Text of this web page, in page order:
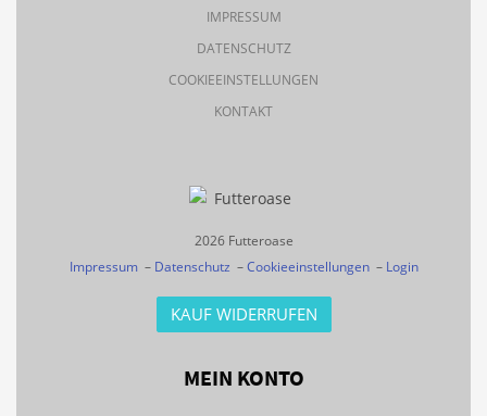
IMPRESSUM
DATENSCHUTZ
COOKIEEINSTELLUNGEN
KONTAKT
2026 Futteroase
Impressum– Datenschutz –Cookieeinstellungen– Login
KAUF WIDERRUFEN
MEIN KONTO